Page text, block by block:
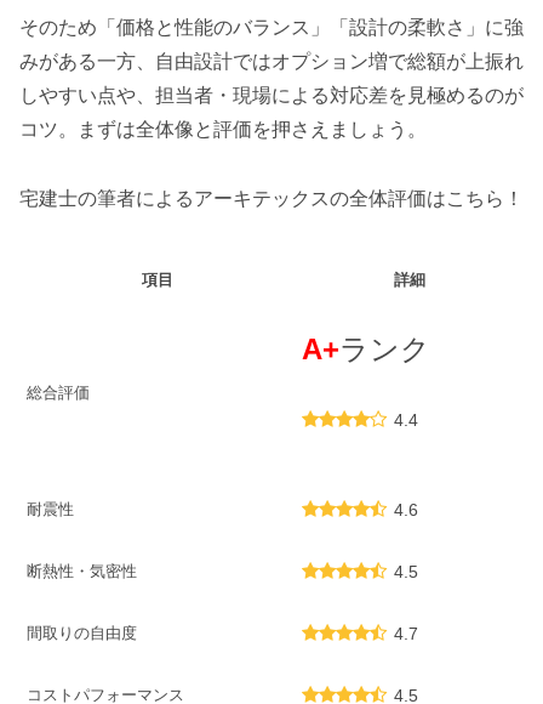
そのため「価格と性能のバランス」「設計の柔軟さ」に強
みがある一方、自由設計ではオプション増で総額が上振れ
しやすい点や、担当者・現場による対応差を見極めるのが
コツ。まずは全体像と評価を押さえましょう。
宅建士の筆者によるアーキテックスの全体評価はこちら！
項目 詳細
総合評価
A+ランク
4.4
耐震性 4.6
断熱性・気密性 4.5
間取りの自由度 4.7
コストパフォーマンス 4.5